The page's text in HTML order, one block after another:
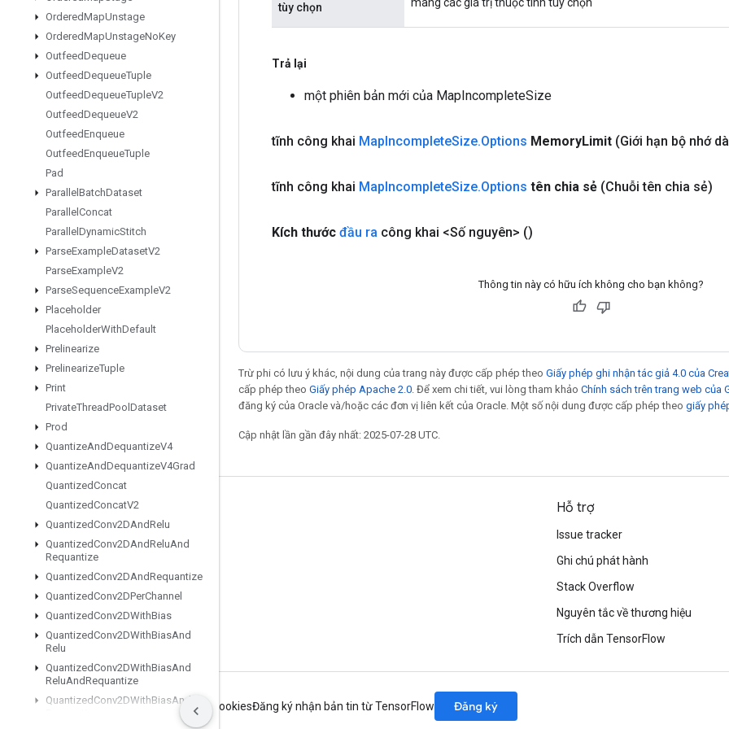
OrderedMapUnstage
OrderedMapUnstageNoKey
OutfeedDequeue
OutfeedDequeueTuple
OutfeedDequeueTupleV2
OutfeedDequeueV2
OutfeedEnqueue
OutfeedEnqueueTuple
Pad
Parallel BatchDataset
Parallel Concat
Parallel DynamicStitch
ParseExampleDatasetV2
ParseExampleV2
ParseSequenceExampleV2
Placeholder
PlaceholderWithDefault
Prelinearize
PrelinearizeTuple
Print
PrivateThreadPool Dataset
Prod
QuantizeAndDequantizeV4
QuantizeAndDequantizeV4Grad
QuantizedConcat
QuantizedConcatV2
QuantizedConv2DAndRelu
QuantizedConv2DAndReluAnd
Requantize
QuantizedConv2DAndRequantize
QuantizedConv2DPerChannel
QuantizedConv2DWithBias
QuantizedConv2DWithBiasAnd
Relu
QuantizedConv2DWithBiasAnd
ReluAndRequantize
QuantizedConv2DWithBiasAnd
tùy chọn
Trả lại
một phiên bản mới của MapIncompleteSize
tĩnh công khai MapIncompleteSize.Options MemoryLimit (Giới hạn bộ nhớ
tĩnh công khai MapIncompleteSize.Options tên chia sẻ (Chuỗi tên chia sẻ)
Kích thước đầu ra công khai <Số nguyên> ()
Thông tin này có hữu ích không cho bạn không?
Trừ phi có lưu ý khác, nội dung của trang này được cấp phép theo Giấy phép ghi nhận tác giả 4.0 của
cấp phép theo Giấy phép Apache 2.0 . Để xem chi tiết, vui lòng tham khảo Chính sách trên trang web của
đăng ký của Oracle và/hoặc các đơn vị liên kết của Oracle. Một số nội dung được cấp phép theo giấy
Cập nhật lần gần đây nhất: 2025-07-28 UTC.
Giữ liên lạc
Diễn đàn
Twitter
YouTube
Hỗ trợ
Issue tracker
Ghi chú phát hành
Stack Overflow
Nguyên tắc về thương hiệu
Trích dẫn TensorFlow
Điều khoản Quyền riêng tư Manage cookiesĐăng ký nhận bản tin từ TensorFlow Đăng ký